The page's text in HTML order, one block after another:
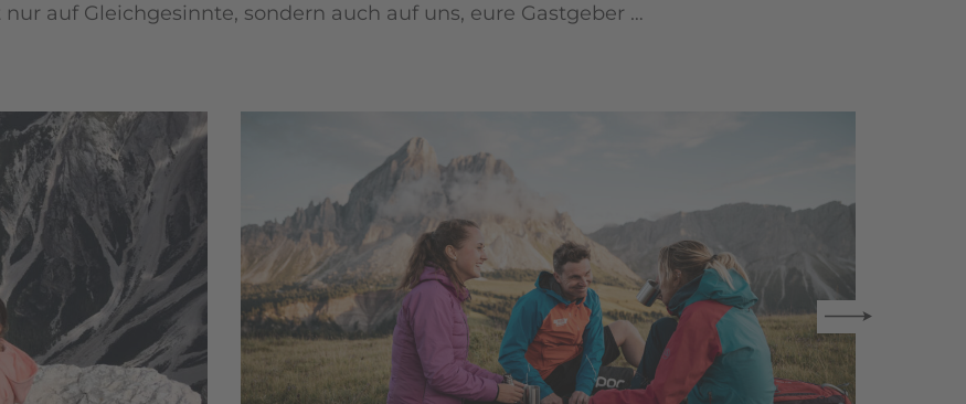
auf Gleichgesinnte, sondern auch auf uns, eure Gastgeber …